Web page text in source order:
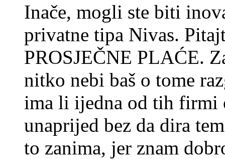
Inače, mogli ste biti
privatne tipa Nivas.
PROSJEČNE PLAĆE.
nitko nebi baš o tome
ima li ijedna od tih firmi
unaprijed bez da dira
to zanima, jer znam